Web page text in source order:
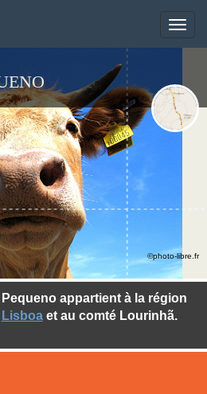
Toggle
appartient à la région
Lisboaet au comté Lourinhã.
©photo-libre.fr
Toggle